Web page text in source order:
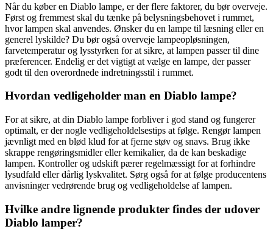
Når du køber en Diablo lampe, er der flere faktorer, du bør overveje.
Først og fremmest skal du tænke på belysningsbehovet i rummet,
hvor lampen skal anvendes. Ønsker du en lampe til læsning eller en
generel lyskilde? Du bør også overveje lampeopløsningen,
farvetemperatur og lysstyrken for at sikre, at lampen passer til dine
præferencer. Endelig er det vigtigt at vælge en lampe, der passer
godt til den overordnede indretningsstil i rummet.
Hvordan vedligeholder man en Diablo lampe?
For at sikre, at din Diablo lampe forbliver i god stand og fungerer
optimalt, er der nogle vedligeholdelsestips at følge. Rengør lampen
jævnligt med en blød klud for at fjerne støv og snavs. Brug ikke
skrappe rengøringsmidler eller kemikalier, da de kan beskadige
lampen. Kontroller og udskift pærer regelmæssigt for at forhindre
lysudfald eller dårlig lyskvalitet. Sørg også for at følge producentens
anvisninger vedrørende brug og vedligeholdelse af lampen.
Hvilke andre lignende produkter findes der udover
Diablo lamper?